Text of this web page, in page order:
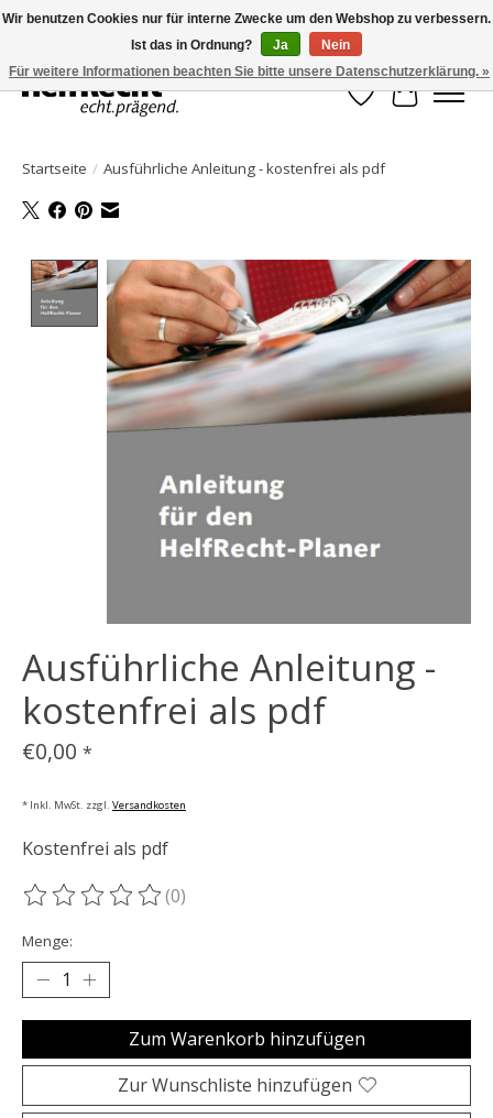
HelfRecht-Planer | Jahresaktualisierungen | Zubehör
Wunschzettel
Ihr
Startseite / Ausführliche Anleitung - kostenfrei als pdf
Product image slideshow Items
Ausführliche Anleitung -
kostenfrei als pdf
€0,00 *
* Inkl. MwSt. zzgl. Versandkosten
Kostenfrei als pdf
Die Bewertung dieses Produkts ist
(0)
Menge:
Zum Warenkorb hinzufügen
Zur Wunschliste hinzufügen
Wir benutzen Cookies nur für interne Zwecke um den Webshop zu verbessern.
Ist das in Ordnung?
Ja
Nein
Für weitere Informationen beachten Sie bitte unsere Datenschutzerklärung. »